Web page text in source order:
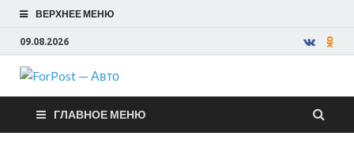
ВЕРХНЕЕ МЕНЮ
09.08.2026
ForPost —
Авто
ГЛАВНОЕ МЕНЮ